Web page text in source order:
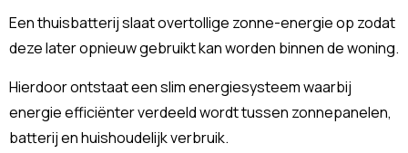
Een thuisbatterij slaat overtollige zonne-energie op zodat
deze later opnieuw gebruikt kan worden binnen de woning.
Hierdoor ontstaat een slim energiesysteem waarbij
energie efficiënter verdeeld wordt tussen zonnepanelen,
batterij en huishoudelijk verbruik.